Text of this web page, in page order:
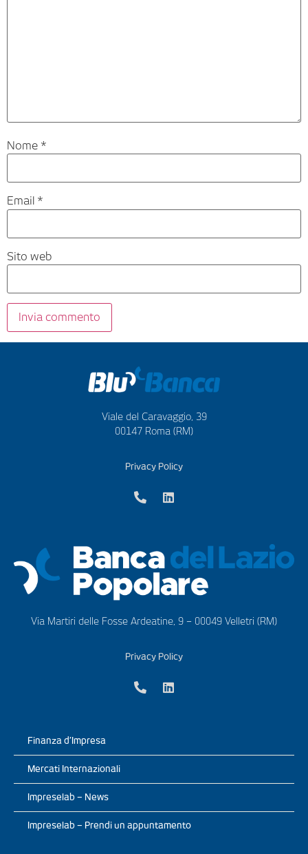
Nome *
Email *
Sito web
Viale del Caravaggio, 39
00147 Roma (RM)
Privacy Policy
Via Martiri delle Fosse Ardeatine, 9 – 00049 Velletri (RM)
Privacy Policy
Finanza d’Impresa
Mercati Internazionali
Impreselab – News
Impreselab – Prendi un appuntamento